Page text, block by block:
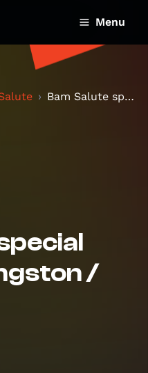
Menu
Bam Salute special Carlton Livingston / Digital B
/